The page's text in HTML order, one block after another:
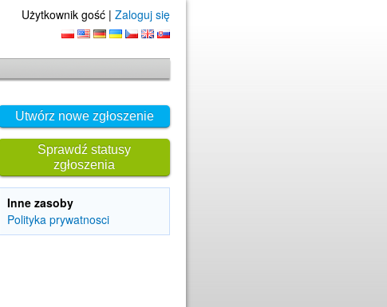
Użytkownik gość | Zaloguj się
Utwórz nowe zgłoszenie
Sprawdź statusy
zgłoszenia
Inne zasoby
Polityka prywatnosci